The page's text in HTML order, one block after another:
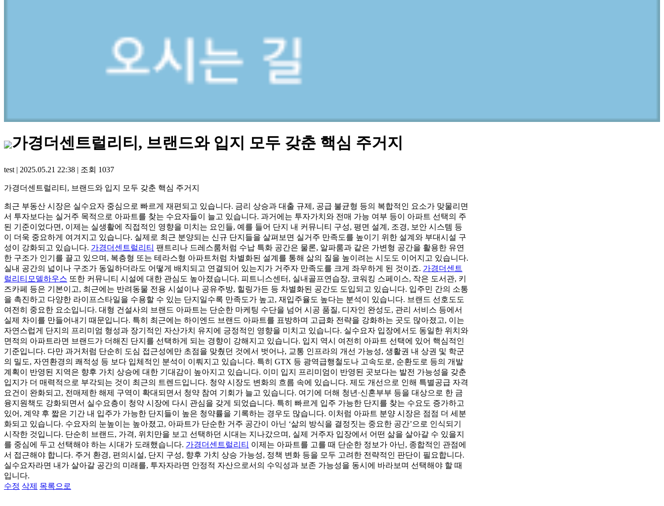
가경더센트럴리티, 브랜드와 입지 모두 갖춘 핵심 주거지
test | 2025.05.21 22:38 | 조회 1037
가경더센트럴리티, 브랜드와 입지 모두 갖춘 핵심 주거지
최근 부동산 시장은 실수요자 중심으로 빠르게 재편되고 있습니다. 금리 상승과 대출 규제, 공급 불균형 등의 복합적인 요소가 맞물리면
서 투자보다는 실거주 목적으로 아파트를 찾는 수요자들이 늘고 있습니다. 과거에는 투자가치와 전매 가능 여부 등이 아파트 선택의 주
된 기준이었다면, 이제는 실생활에 직접적인 영향을 미치는 요인들, 예를 들어 단지 내 커뮤니티 구성, 평면 설계, 조경, 보안 시스템 등
이 더욱 중요하게 여겨지고 있습니다. 실제로 최근 분양되는 신규 단지들을 살펴보면 실거주 만족도를 높이기 위한 설계와 부대시설 구
성이 강화되고 있습니다. 가경더센트럴리티 팬트리나 드레스룸처럼 수납 특화 공간은 물론, 알파룸과 같은 가변형 공간을 활용한 유연
한 구조가 인기를 끌고 있으며, 복층형 또는 테라스형 아파트처럼 차별화된 설계를 통해 삶의 질을 높이려는 시도도 이어지고 있습니다.
실내 공간의 넓이나 구조가 동일하더라도 어떻게 배치되고 연결되어 있는지가 거주자 만족도를 크게 좌우하게 된 것이죠. 가경더센트
럴리티모델하우스 또한 커뮤니티 시설에 대한 관심도 높아졌습니다. 피트니스센터, 실내골프연습장, 코워킹 스페이스, 작은 도서관, 키
즈카페 등은 기본이고, 최근에는 반려동물 전용 시설이나 공유주방, 힐링가든 등 차별화된 공간도 도입되고 있습니다. 입주민 간의 소통
을 촉진하고 다양한 라이프스타일을 수용할 수 있는 단지일수록 만족도가 높고, 재입주율도 높다는 분석이 있습니다. 브랜드 선호도도
여전히 중요한 요소입니다. 대형 건설사의 브랜드 아파트는 단순한 마케팅 수단을 넘어 시공 품질, 디자인 완성도, 관리 서비스 등에서
실제 차이를 만들어내기 때문입니다. 특히 최근에는 하이엔드 브랜드 아파트를 표방하며 고급화 전략을 강화하는 곳도 많아졌고, 이는
자연스럽게 단지의 프리미엄 형성과 장기적인 자산가치 유지에 긍정적인 영향을 미치고 있습니다. 실수요자 입장에서도 동일한 위치와
면적의 아파트라면 브랜드가 더해진 단지를 선택하게 되는 경향이 강해지고 있습니다. 입지 역시 여전히 아파트 선택에 있어 핵심적인
기준입니다. 다만 과거처럼 단순히 도심 접근성에만 초점을 맞췄던 것에서 벗어나, 교통 인프라의 개선 가능성, 생활권 내 상권 및 학군
의 밀도, 자연환경의 쾌적성 등 보다 입체적인 분석이 이뤄지고 있습니다. 특히 GTX 등 광역급행철도나 고속도로, 순환도로 등의 개발
계획이 반영된 지역은 향후 가치 상승에 대한 기대감이 높아지고 있습니다. 이미 입지 프리미엄이 반영된 곳보다는 발전 가능성을 갖춘
입지가 더 매력적으로 부각되는 것이 최근의 트렌드입니다. 청약 시장도 변화의 흐름 속에 있습니다. 제도 개선으로 인해 특별공급 자격
요건이 완화되고, 전매제한 해제 구역이 확대되면서 청약 참여 기회가 늘고 있습니다. 여기에 더해 청년·신혼부부 등을 대상으로 한 금
융지원책도 강화되면서 실수요층이 청약 시장에 다시 관심을 갖게 되었습니다. 특히 빠르게 입주 가능한 단지를 찾는 수요도 증가하고
있어, 계약 후 짧은 기간 내 입주가 가능한 단지들이 높은 청약률을 기록하는 경우도 많습니다. 이처럼 아파트 분양 시장은 점점 더 세분
화되고 있습니다. 수요자의 눈높이는 높아졌고, 아파트가 단순한 거주 공간이 아닌 ‘삶의 방식을 결정짓는 중요한 공간’으로 인식되기
시작한 것입니다. 단순히 브랜드, 가격, 위치만을 보고 선택하던 시대는 지나갔으며, 실제 거주자 입장에서 어떤 삶을 살아갈 수 있을지
를 중심에 두고 선택해야 하는 시대가 도래했습니다. 가경더센트럴리티 이제는 아파트를 고를 때 단순한 정보가 아닌, 종합적인 관점에
서 접근해야 합니다. 주거 환경, 편의시설, 단지 구성, 향후 가치 상승 가능성, 정책 변화 등을 모두 고려한 전략적인 판단이 필요합니다.
실수요자라면 내가 살아갈 공간의 미래를, 투자자라면 안정적 자산으로서의 수익성과 보존 가능성을 동시에 바라보며 선택해야 할 때
입니다.
수정 삭제 목록으로